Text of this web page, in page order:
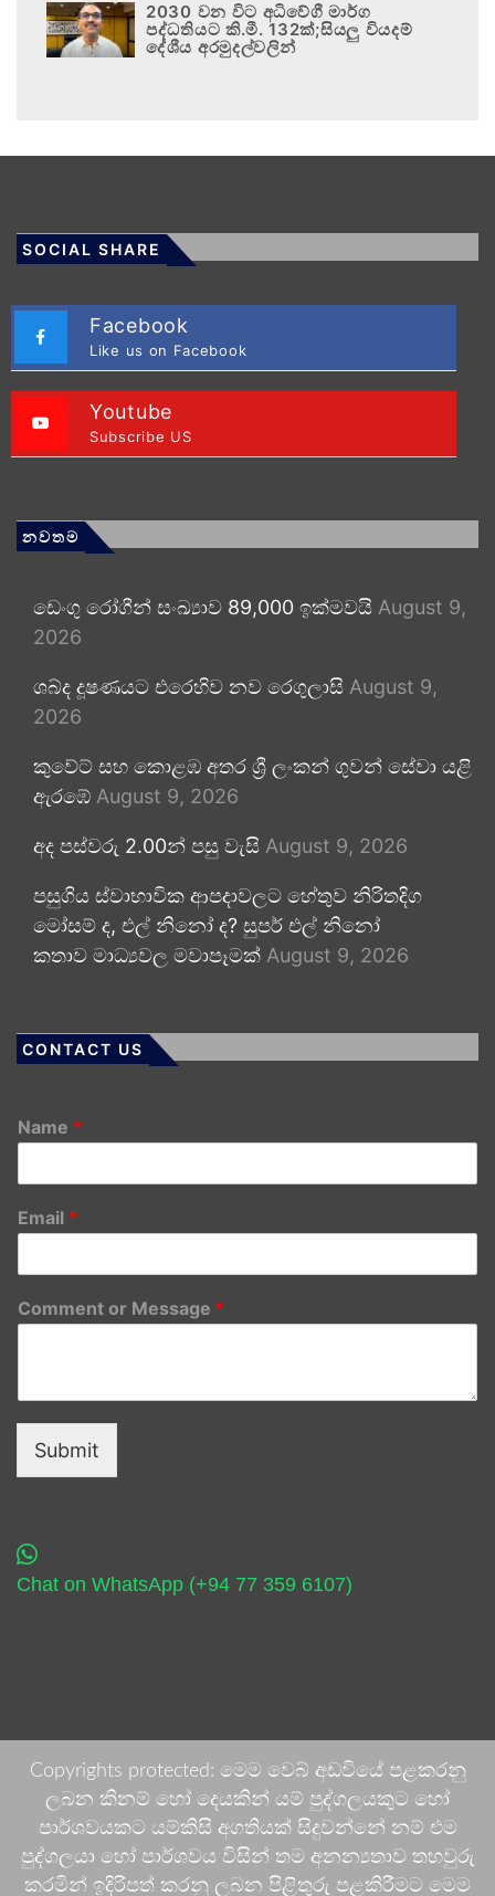
2030 වන විට අධිවේගී මාර්ග
පද්ධතියට කි.මී. 132ක්;සියලු වියදම්
දේශීය අරමුදල්වලින්
SOCIAL SHARE
Facebook
Like us on Facebook
Youtube
Subscribe US
නවතම
ඩෙංගු රෝගීන් සංඛ්‍යාව 89,000 ඉක්මවයි August 9,
2026
ශබ්ද දූෂණයට එරෙහිව නව රෙගුලාසි August 9,
2026
කුවේට් සහ කොළඹ අතර ශ්‍රී ලංකන් ගුවන් සේවා යළි
ඇරඹේ August 9, 2026
අද පස්වරු 2.00න් පසු වැසි August 9, 2026
පසුගිය ස්වාභාවික ආපදාවලට හේතුව නිරිතදිග
මෝසම් ද, එල් නිනෝ ද? සුපර් එල් නිනෝ
කතාව මාධ්‍යවල මවාපෑමක් August 9, 2026
CONTACT US
Name *
Email *
Comment or Message *
Submit
Chat on WhatsApp (+94 77 359 6107)
Copyrights protected: මෙම වෙබ් අඩවියේ පළකරනු
ලබන කිනම් හෝ දෙයකින් යම් පුද්ගලයකුට හෝ
පාර්ශවයකට යම්කිසි අගතියක් සිදුවන්නේ නම් එම
පුද්ගලයා හෝ පාර්ශවය විසින් තම අනන්‍යතාව තහවුරු
කරමින් ඉදිරිපත් කරනු ලබන පිළිතුරු පළකිරීමට මෙම